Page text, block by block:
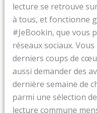
lecture se retrouve
à tous, et fonctionne
#JeBookin, que vous
réseaux sociaux.
derniers coups de
aussi demander des
dernière semaine de
parmi une sélection
lecture commune